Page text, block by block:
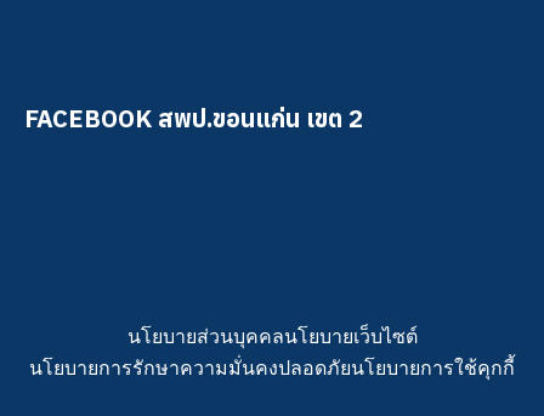
FACEBOOK สพป.ขอนแก่น เขต 2
นโยบายส่วนบุคคลนโยบายเว็บไซต์
นโยบายการรักษาความมั่นคงปลอดภัยนโยบายการใช้คุกกี้